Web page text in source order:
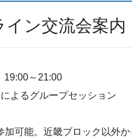
イン交流会案
～21:00
よるグループセッション
近畿ブロック以外から